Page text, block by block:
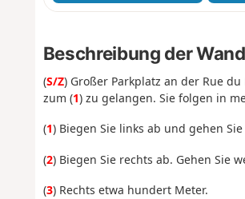
Beschreibung der
(S/Z) Großer Parkplatz an der Rue
zum (1) zu gelangen. Sie folgen in
(1) Biegen Sie links ab und gehen
(2) Biegen Sie rechts ab. Gehen Sie
(3) Rechts etwa hundert Meter.